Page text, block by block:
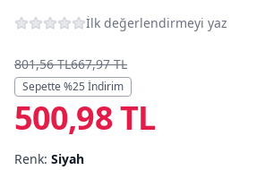
Beden
Markalar
Plaj & Mayo
Yazlık Pijama
İlk değerlendirmeyi yaz
801,56 TL667,97 TL
Sepette %25 İndirim
500,98 TL
Renk: Siyah